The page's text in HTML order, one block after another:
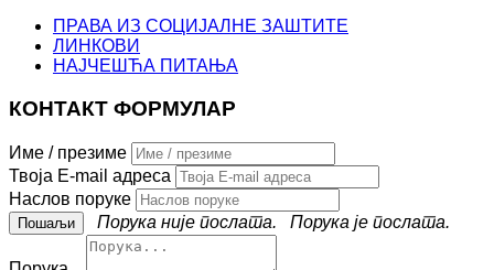
ПРАВА ИЗ СОЦИЈАЛНЕ ЗАШТИТЕ
ЛИНКОВИ
НАЈЧЕШЋА ПИТАЊА
КОНТАКТ ФОРМУЛАР
Име / презиме
Твоја E-mail адреса
Наслов поруке
Порука није послата.
Порука је послата.